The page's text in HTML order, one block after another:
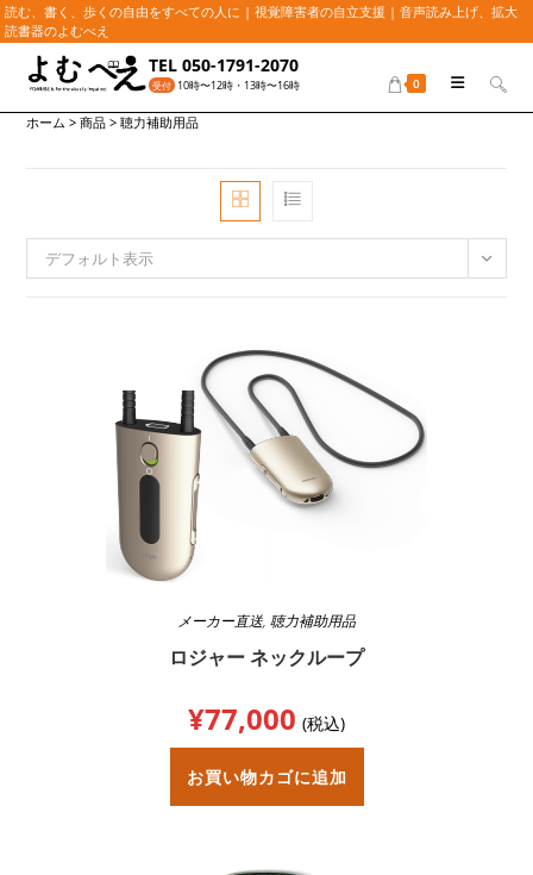
読む、書く、歩くの自由をすべての人に | 視覚障害者の自立支援 | 音声読み上げ、拡大
読書器のよむべえ
TEL 050-1791-2070
受付 10時〜12時・13時〜16時 0
ホーム >商品 >聴力補助用品
デフォルト表示
メーカー直送, 聴力補助用品
ロジャー ネックループ
¥77,000 (税込)
お買い物カゴに追加